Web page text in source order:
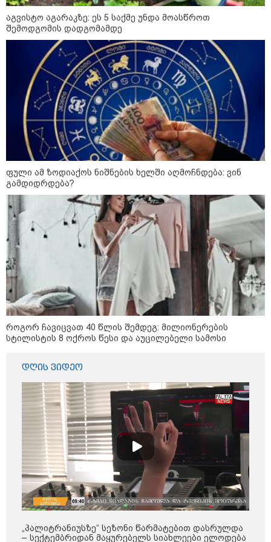
მილიარდიანი იმპერიები მოედნის
მიღმა - ვინ არიან ყველა დროის
ყველაზე მაღალანაზღაურებადი
სპორტსმენები
უნცია ოქრო დღიურად 101
დოლარით გაძვირდა - რა ღირს
გრამი საქართველოში?
მიზეზი ალბათ, ის პრორუსული,
პროჩინური, პროირანული
პოლიტიკაა, რომელსაც ქვეყანა
ატარებს“ - ცოტნე ჯაფარიძე
კონფლიქტები
ოკუპირებულ აფხაზეთში საწვავის
აგვისტო აგარაკზე: ეს 5 საქმე უნდა მოასწროთ
შემოდგომის დადგომამდე
ფული ამ ზოდიაქოს ნიშნების ხელში აღმოჩნდება: ვინ
გამდიდრდება?
როგორ ჩავიცვათ 40 წლის შემდეგ: მილიონერების
სტილისტის 8 ოქროს წესი და აუცილებელი სამოსი
დღის ვიდეო
„პალიტრანიუსზე“ სეზონი წარმატებით დასრულდა
– სექტემბრიდან მაყურებელს სიახლეები ელოდება